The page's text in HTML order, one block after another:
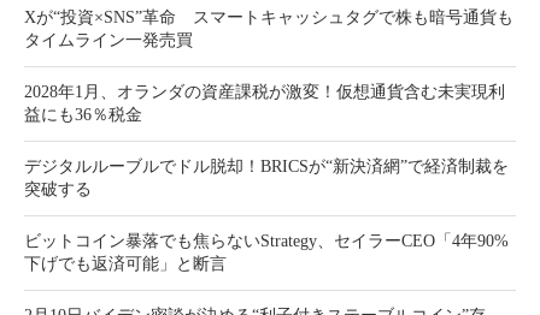
Xが“投資×SNS”革命 スマートキャッシュタグで株も暗号通貨も
タイムライン一発売買
2028年1月、オランダの資産課税が激変！仮想通貨含む未実現利
益にも36％税金
デジタルルーブルでドル脱却！BRICSが“新決済網”で経済制裁を
突破する
ビットコイン暴落でも焦らないStrategy、セイラーCEO「4年90%
下げでも返済可能」と断言